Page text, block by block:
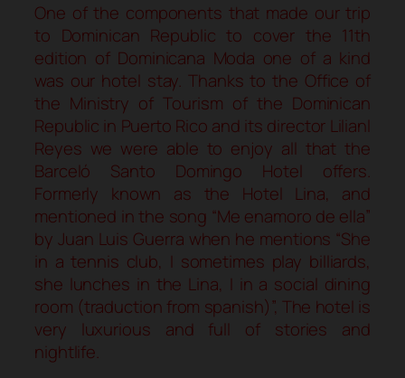
One of the components that made our trip
to Dominican Republic to cover the 11th
edition of Dominicana Moda one of a kind
was our hotel stay. Thanks to the Office of
the Ministry of Tourism of the Dominican
Republic in Puerto Rico and its director Lilianl
Reyes we were able to enjoy all that the
Barceló Santo Domingo Hotel offers.
Formerly known as the Hotel Lina, and
mentioned in the song “Me enamoro de ella”
by Juan Luis Guerra when he mentions “She
in a tennis club, I sometimes play billiards,
she lunches in the Lina, I in a social dining
room (traduction from spanish)”, The hotel is
very luxurious and full of stories and
nightlife.